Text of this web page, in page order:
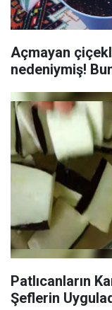
Açmayan
nedeniymiş!
Patlıcanların
Şeflerin